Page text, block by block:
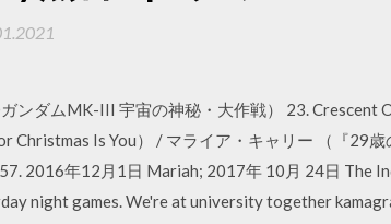
ンダムMK-III 宇宙の神秘・大作戦） 23. Crescent
Is You） / マライア・キャリー （『29歳
2016年12月1日 Mariah; 2017年 10月 24日 The
night games. We're at university together